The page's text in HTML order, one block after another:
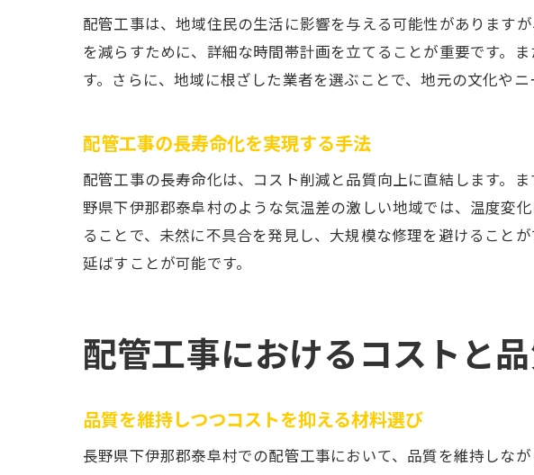
品質重視の配
高品質保
従業員の
品質管理
安全基準
効率的な
専門家が
配管工事は、地域住民の生活に影響を与える可能性があります
を減らすために、詳細な時間帯計画を立てることが重要です。
す。さらに、地域に根ざした業者を選ぶことで、地元の文化や
配管工事の長寿命化を実現する手法
配管工事の長寿命化は、コスト削減と品質向上に直結します。
野県下伊那郡泰阜村のような気温差の激しい地域では、温度変
ることで、未然に不具合を発見し、大規模な修理を避けること
延ばすことが可能です。
配管工事におけるコストと
品質を維持しつつコストを抑える材料選び
長野県下伊那郡泰阜村での配管工事において、品質を維持しな